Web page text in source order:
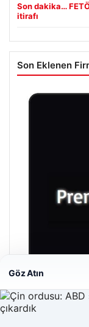
Son dakika…
itirafı
Son Eklenen
Göz Atın